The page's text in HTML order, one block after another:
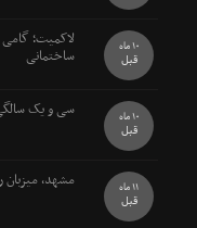
لاکمیت؛
ساختمانی 10 ماه
قبل
سی و یک 10 ماه
قبل
مشهد، 11 ماه
قبل